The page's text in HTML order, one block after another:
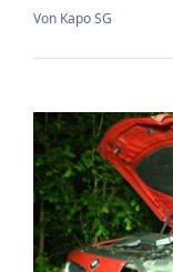
Von Kapo SG